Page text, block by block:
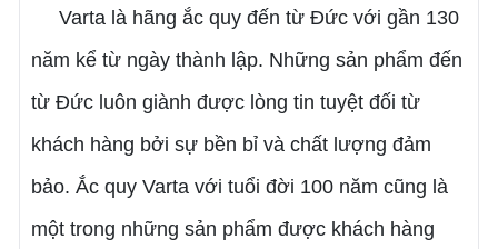
Varta là hãng ắc quy đến từ Đức với gần 130
năm kể từ ngày thành lập. Những sản phẩm đến
từ Đức luôn giành được lòng tin tuyệt đối từ
khách hàng bởi sự bền bỉ và chất lượng đảm
bảo. Ắc quy Varta với tuổi đời 100 năm cũng là
một trong những sản phẩm được khách hàng